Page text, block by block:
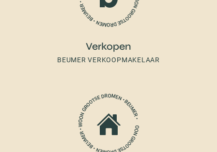
Verkopen
BEUMER VERKOOPMAKELAAR